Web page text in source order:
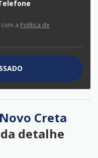
a Política de
Creta
detalhe